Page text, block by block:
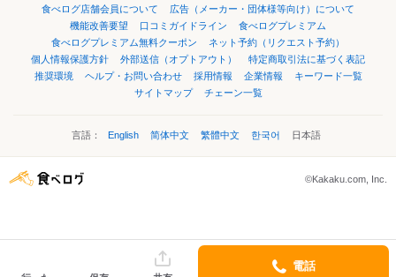
食べログ店舗会員について
広告（メーカー・団体様等向け）について
機能改善要望
口コミガイドライン
食べログプレミアム
食べログプレミアム無料クーポン
ネット予約（リクエスト予約）
個人情報保護方針
外部送信（オプトアウト）
特定商取引法に基づく表記
推奨環境
ヘルプ・お問い合わせ 採用情報 企業情報
キーワード一覧
サイトマップ
チェーン一覧
言語： English 简体中文 繁體中文 한국어 日本語
©Kakaku.com, Inc.
電話